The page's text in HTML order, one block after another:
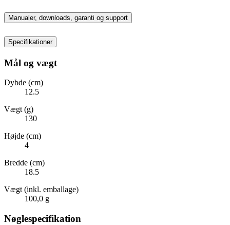
Manualer, downloads, garanti og support
Specifikationer
Mål og vægt
Dybde (cm)
12.5
Vægt (g)
130
Højde (cm)
4
Bredde (cm)
18.5
Vægt (inkl. emballage)
100,0 g
Nøglespecifikation